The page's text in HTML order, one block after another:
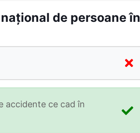
de persoane în
accidente ce cad în